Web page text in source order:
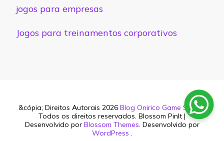
jogos para empresas
Jogos para treinamentos corporativos
&cópia; Direitos Autorais 2026 Blog Onirico Game Studio.
Todos os direitos reservados. Blossom PinIt |
Desenvolvido por Blossom Themes . Desenvolvido por
WordPress